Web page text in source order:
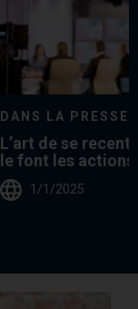
DANS LA PRESSE
L’art de se
le font les actions
Fisher
1/1/2025